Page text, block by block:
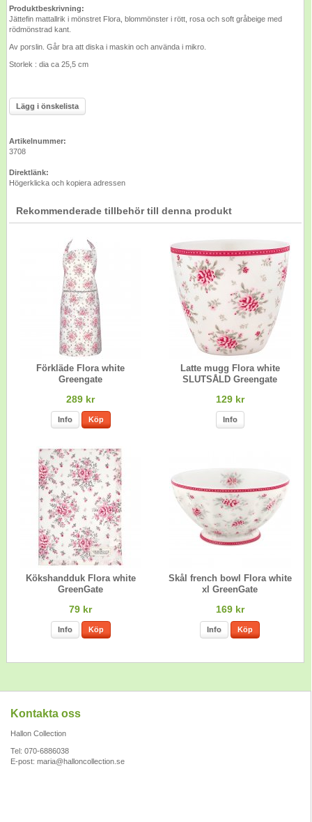
Produktbeskrivning:
Jättefin mattallrik i mönstret Flora, blommönster i rött, rosa och soft gråbeige med
rödmönstrad kant.
Av porslin. Går bra att diska i maskin och använda i mikro.
Storlek : dia ca 25,5 cm
Lägg i önskelista
Artikelnummer:
3708
Direktlänk:
Högerklicka och kopiera adressen
Rekommenderade tillbehör till denna produkt
Förkläde Flora white
Greengate
289 kr
Info Köp
Latte mugg Flora white
SLUTSÅLD Greengate
129 kr
Info
Kökshandduk Flora white
GreenGate
79 kr
Info Köp
Skål french bowl Flora white
xl GreenGate
169 kr
Info Köp
Kontakta oss
Hallon Collection
Tel: 070-6886038
E-post: maria@halloncollection.se